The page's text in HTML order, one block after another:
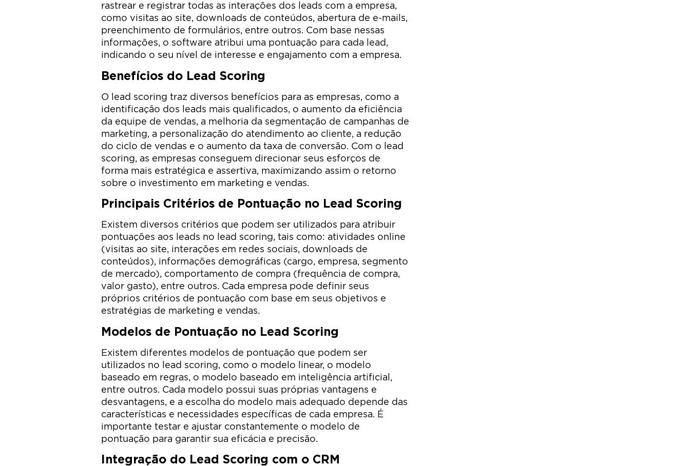
rastrear e registrar todas as interações dos leads com a empresa,
como visitas ao site, downloads de conteúdos, abertura de e-mails,
preenchimento de formulários, entre outros. Com base nessas
informações, o software atribui uma pontuação para cada lead,
indicando o seu nível de interesse e engajamento com a empresa.
Benefícios do Lead Scoring
O lead scoring traz diversos benefícios para as empresas, como a
identificação dos leads mais qualificados, o aumento da eficiência
da equipe de vendas, a melhoria da segmentação de campanhas de
marketing, a personalização do atendimento ao cliente, a redução
do ciclo de vendas e o aumento da taxa de conversão. Com o lead
scoring, as empresas conseguem direcionar seus esforços de
forma mais estratégica e assertiva, maximizando assim o retorno
sobre o investimento em marketing e vendas.
Principais Critérios de Pontuação no Lead Scoring
Existem diversos critérios que podem ser utilizados para atribuir
pontuações aos leads no lead scoring, tais como: atividades online
(visitas ao site, interações em redes sociais, downloads de
conteúdos), informações demográficas (cargo, empresa, segmento
de mercado), comportamento de compra (frequência de compra,
valor gasto), entre outros. Cada empresa pode definir seus
próprios critérios de pontuação com base em seus objetivos e
estratégias de marketing e vendas.
Modelos de Pontuação no Lead Scoring
Existem diferentes modelos de pontuação que podem ser
utilizados no lead scoring, como o modelo linear, o modelo
baseado em regras, o modelo baseado em inteligência artificial,
entre outros. Cada modelo possui suas próprias vantagens e
desvantagens, e a escolha do modelo mais adequado depende das
características e necessidades específicas de cada empresa. É
importante testar e ajustar constantemente o modelo de
pontuação para garantir sua eficácia e precisão.
Integração do Lead Scoring com o CRM